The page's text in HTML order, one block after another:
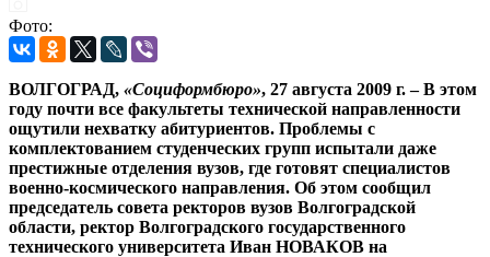
Фото:
ВОЛГОГРАД, «Социформбюро», 27 августа 2009 г. – В этом
году почти все факультеты технической направленности
ощутили нехватку абитуриентов. Проблемы с
комплектованием студенческих групп испытали даже
престижные отделения вузов, где готовят специалистов
военно-космического направления. Об этом сообщил
председатель совета ректоров вузов Волгоградской
области, ректор Волгоградского государственного
технического университета Иван НОВАКОВ на